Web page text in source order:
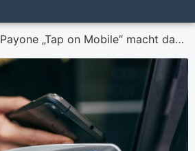
Payone „Tap on Mobile” macht das Smartphone zum mobilen Zahlterminal